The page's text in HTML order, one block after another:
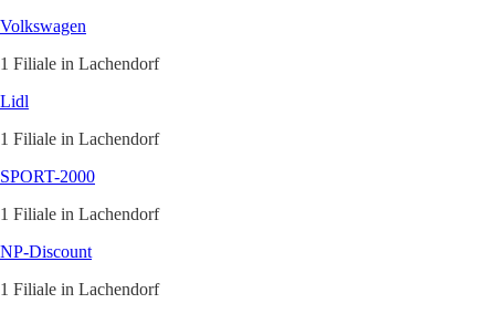
Volkswagen
1 Filiale in Lachendorf
Lidl
1 Filiale in Lachendorf
SPORT-2000
1 Filiale in Lachendorf
NP-Discount
1 Filiale in Lachendorf